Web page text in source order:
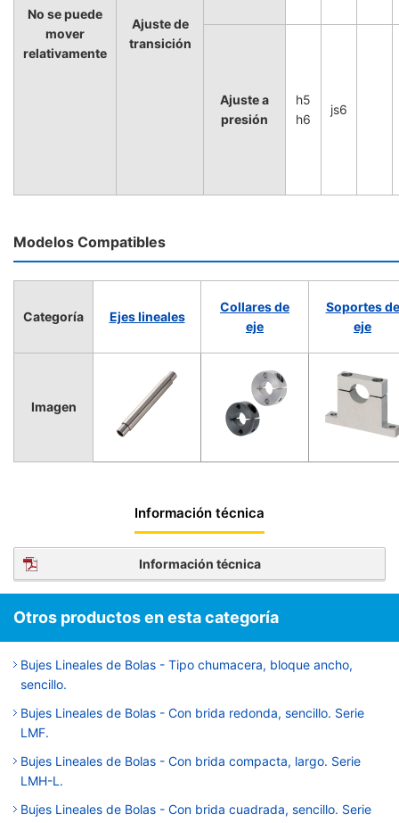
No se puede
mover
relativamente
Ajuste de
transición
Ajuste a
presión
h5
h6
js6
Modelos Compatibles
Categoría Ejes lineales
Collares de
eje
Soportes de
eje
Imagen
Información técnica
Información técnica
Otros productos en esta categoría
Bujes Lineales de Bolas - Tipo chumacera, bloque ancho,
sencillo.
Bujes Lineales de Bolas - Con brida redonda, sencillo. Serie
LMF.
Bujes Lineales de Bolas - Con brida compacta, largo. Serie
LMH-L.
Bujes Lineales de Bolas - Con brida cuadrada, sencillo. Serie